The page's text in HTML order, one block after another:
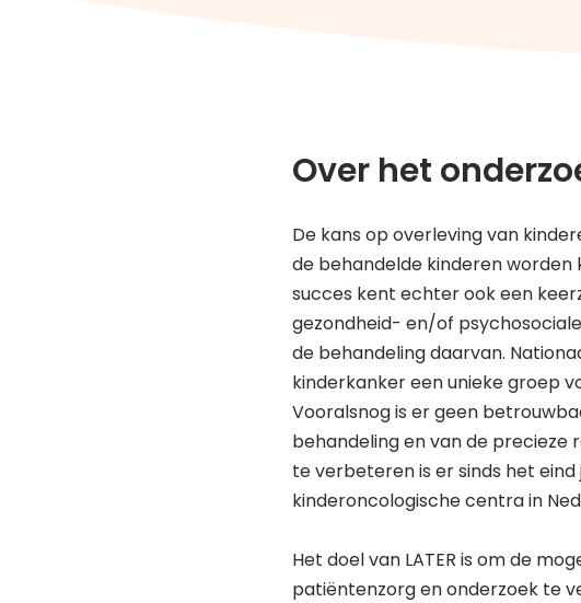
Over het
De kans op overleving van
de behandelde kinderen worden
succes kent echter ook een
gezondheid- en/of
de behandeling daarvan.
kinderkanker een unieke groep
Vooralsnog is er geen
behandeling en van de precieze
te verbeteren is er sinds het
kinderoncologische centra in
Het doel van LATER is om de
patiëntenzorg en onderzoek te